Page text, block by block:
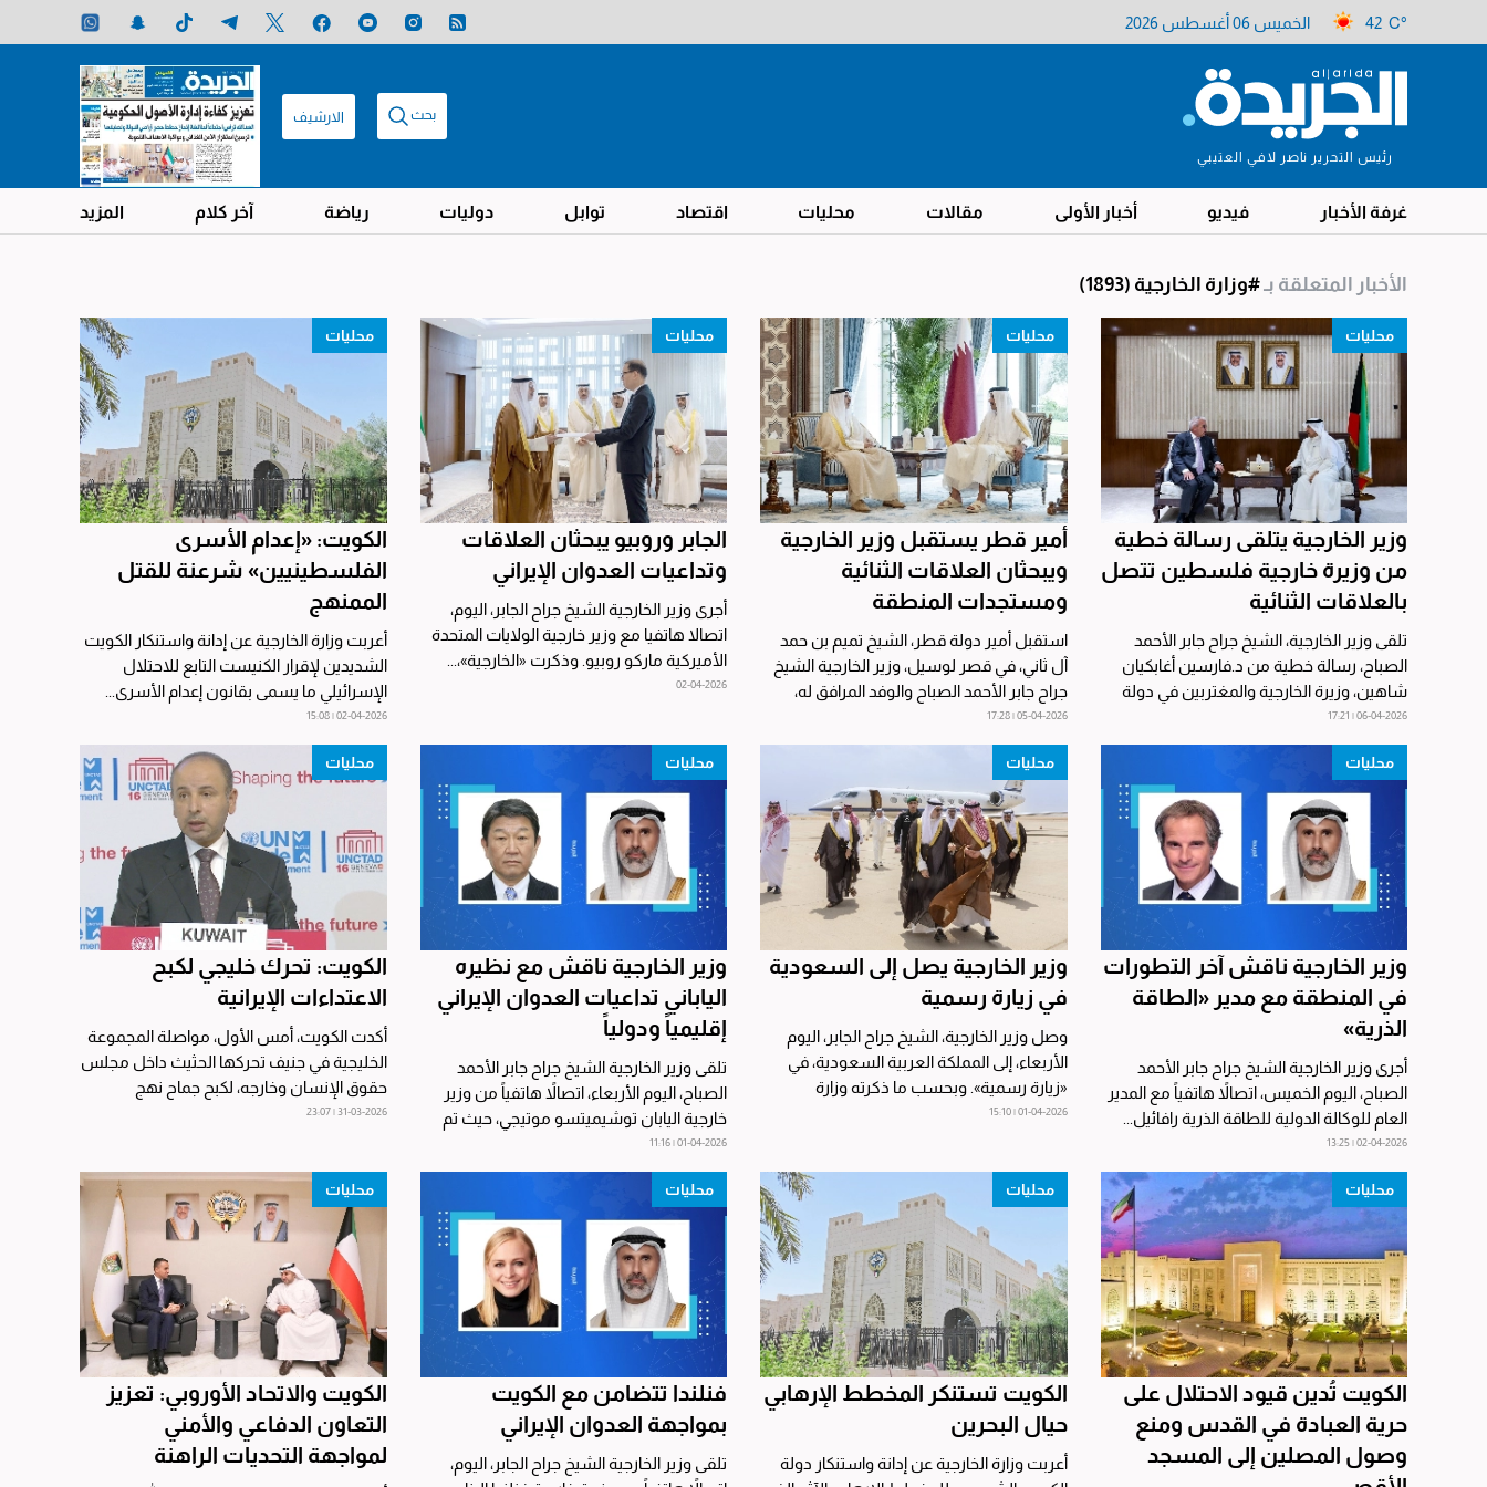
42 C° الخميس 06 أغسطس 2026
رئيس التحرير ناصر لافي العتيبي
بحث الارشيف
غرفة الأخبار فيديو أخبار الأولى مقالات محليات اقتصاد توابل دوليات رياضة آخر كلام المزيد
الأخبار المتعلقة بـ#وزارة الخارجية (1893)
محليات
وزير الخارجية يتلقى رسالة خطية
من وزيرة خارجية فلسطين تتصل
بالعلاقات الثنائية
تلقى وزير الخارجية، الشيخ جراح جابر الأحمد
الصباح، رسالة خطية من د.فارسين أغابكيان
شاهين، وزيرة الخارجية والمغتربين في دولة
فلسطين،...
06-04-2026 | 17:21
محليات
أمير قطر يستقبل وزير الخارجية
ويبحثان العلاقات الثنائية
ومستجدات المنطقة
استقبل أمير دولة قطر، الشيخ تميم بن حمد
آل ثاني، في قصر لوسيل، وزير الخارجية الشيخ
جراح جابر الأحمد الصباح والوفد المرافق له،
بمناسبة...
05-04-2026 | 17:28
محليات
الجابر وروبيو يبحثان العلاقات
وتداعيات العدوان الإيراني
‏أجرى وزير الخارجية الشيخ جراح الجابر، اليوم،
اتصالا هاتفيا مع وزير خارجية الولايات المتحدة
الأميركية ماركو روبيو. وذكرت «الخارجية»،...
02-04-2026
محليات
الكويت: «إعدام الأسرى
الفلسطينيين» شرعنة للقتل
الممنهج
أعربت وزارة الخارجية عن إدانة واستنكار الكويت
الشديدين لإقرار الكنيست التابع للاحتلال
الإسرائيلي ما يسمى بقانون إعدام الأسرى...
02-04-2026 | 15:08
محليات
وزير الخارجية ناقش آخر التطورات
في المنطقة مع مدير «الطاقة
الذرية»
أجرى وزير الخارجية الشيخ جراح جابر الأحمد
الصباح، اليوم الخميس، اتصالاً هاتفياً مع المدير
العام للوكالة الدولية للطاقة الذرية رافائيل...
02-04-2026 | 13:25
محليات
وزير الخارجية يصل إلى السعودية
في زيارة رسمية
وصل وزير الخارجية، الشيخ جراح الجابر، اليوم
الأربعاء، إلى المملكة العربية السعودية، في
«زيارة رسمية». وبحسب ما ذكرته وزارة
الخارجية...
01-04-2026 | 15:10
محليات
وزير الخارجية ناقش مع نظيره
الياباني تداعيات العدوان الإيراني
إقليمياً ودولياً
تلقى وزير الخارجية الشيخ جراح جابر الأحمد
الصباح، اليوم الأربعاء، اتصالاً هاتفياً من وزير
خارجية اليابان توشيميتسو موتيجي، حيث تم
خلال...
01-04-2026 | 11:16
محليات
الكويت: تحرك خليجي لكبح
الاعتداءات الإيرانية
أكدت الكويت، أمس الأول، مواصلة المجموعة
الخليجية في جنيف تحركها الحثيث داخل مجلس
حقوق الإنسان وخارجه، لكبح جماح نهج
الاعتداءات...
31-03-2026 | 23:07
محليات
الكويت تُدين قيود الاحتلال على
حرية العبادة في القدس ومنع
وصول المصلين إلى المسجد
محليات
الكويت تستنكر المخطط الإرهابي
حيال البحرين
أعربت وزارة الخارجية عن إدانة واستنكار دولة
محليات
فنلندا تتضامن مع الكويت
بمواجهة العدوان الإيراني
تلقى وزير الخارجية الشيخ جراح الجابر، اليوم،
محليات
الكويت والاتحاد الأوروبي: تعزيز
التعاون الدفاعي والأمني
لمواجهة التحديات الراهنة